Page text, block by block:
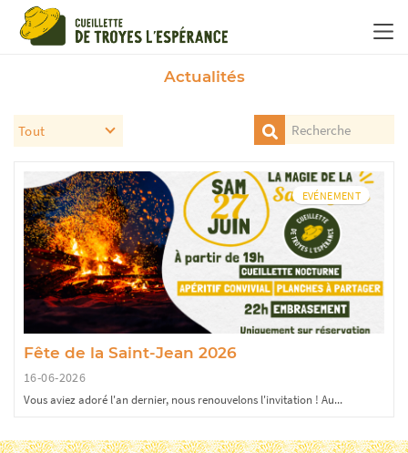
Actualités
EVÉNEMENT
Fête de la Saint-Jean 2026
16-06-2026
Vous aviez adoré l'an dernier, nous renouvelons l'invitation ! Au...
Panneau de gestion des cookies